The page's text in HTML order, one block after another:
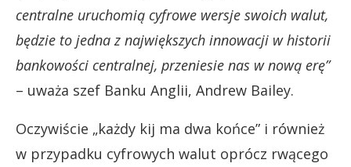
centralne uruchomią cyfrowe wersje swoich walut,
będzie to jedna z największych innowacji w historii
bankowości centralnej, przeniesie nas w nową erę”
– uważa szef Banku Anglii, Andrew Bailey.
Oczywiście „każdy kij ma dwa końce” i również
w przypadku cyfrowych walut oprócz rwącego